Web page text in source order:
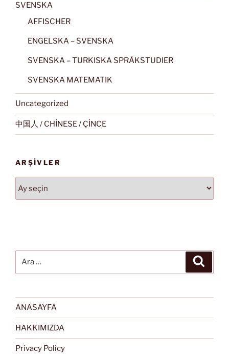
SVENSKA
AFFISCHER
ENGELSKA – SVENSKA
SVENSKA – TURKISKA SPRÅKSTUDIER
SVENSKA MATEMATIK
Uncategorized
中国人 / CHİNESE / ÇİNCE
ARŞIVLER
ANASAYFA
HAKKIMIZDA
Privacy Policy